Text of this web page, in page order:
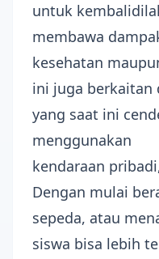
untuk
membawa
kesehatan
ini juga berkaitan
yang saat ini
menggunakan
kendaraan
Dengan mulai
sepeda, atau
siswa bisa lebih